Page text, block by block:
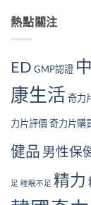
面
解
個？〉
檢
｜
大
號
與
腎
法〉
的
證：
果
真
值
長
用
嗎？〉
服
用
片
身
體
嗎？
整
性
熱點關注
ED GMP認證
康生活 奇力
力片評價奇力片購
健品 男性保
足 睡眠不足 精力